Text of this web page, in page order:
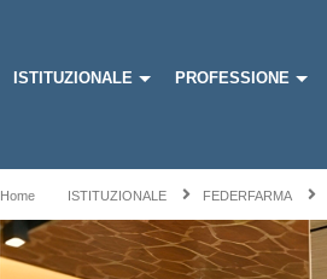
ISTITUZIONALE PROFESSIONE
Home ISTITUZIONALE FEDERFARMA